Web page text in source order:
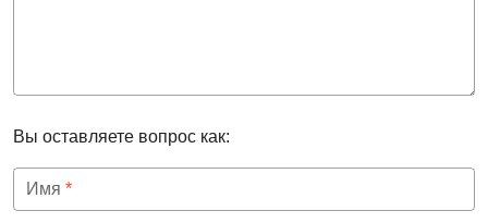
Вы оставляете вопрос как:
Имя *